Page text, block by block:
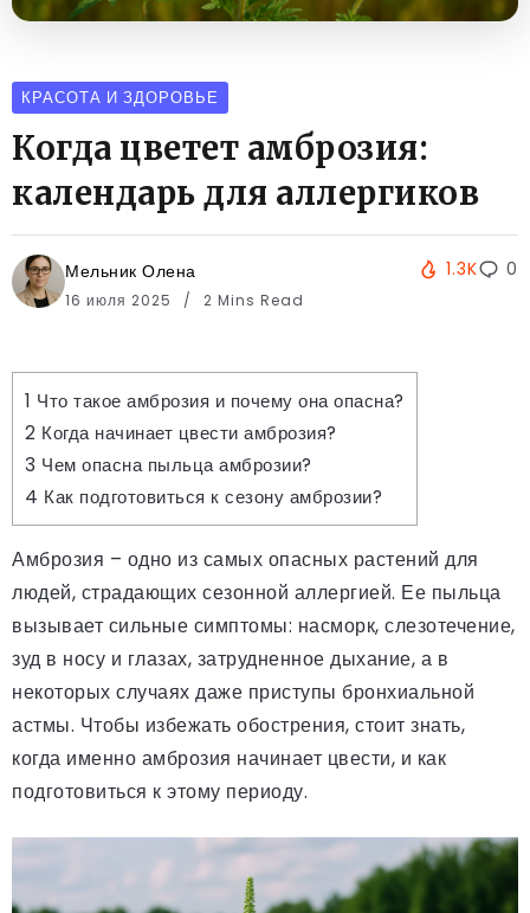
КРАСОТА И ЗДОРОВЬЕ
Когда цветет амброзия:
календарь для аллергиков
Мельник Олена
16 июля 2025 2 Mins Read
1.3K 0
1 Что такое амброзия и почему она опасна?
2 Когда начинает цвести амброзия?
3 Чем опасна пыльца амброзии?
4 Как подготовиться к сезону амброзии?
Амброзия – одно из самых опасных растений для
людей, страдающих сезонной аллергией. Ее пыльца
вызывает сильные симптомы: насморк, слезотечение,
зуд в носу и глазах, затрудненное дыхание, а в
некоторых случаях даже приступы бронхиальной
астмы. Чтобы избежать обострения, стоит знать,
когда именно амброзия начинает цвести, и как
подготовиться к этому периоду.